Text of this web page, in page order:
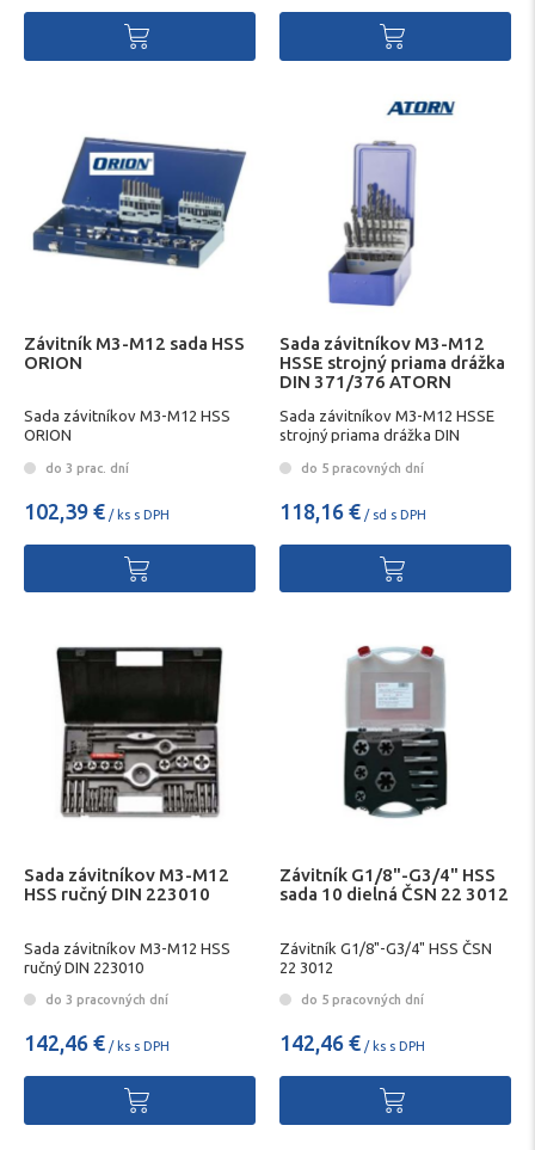
Závitník M3-M12 sada HSS
ORION
Sada závitníkov M3-M12 HSS
ORION
do 3 prac. dní
102,39 € / ks s DPH
Sada závitníkov M3-M12
HSSE strojný priama drážka
DIN 371/376 ATORN
Sada závitníkov M3-M12 HSSE
strojný priama drážka DIN
do 5 pracovných dní
118,16 € / sd s DPH
Sada závitníkov M3-M12
HSS ručný DIN 223010
Sada závitníkov M3-M12 HSS
ručný DIN 223010
do 3 pracovných dní
142,46 € / ks s DPH
Závitník G1/8"-G3/4" HSS
sada 10 dielná ČSN 22 3012
Závitník G1/8"-G3/4" HSS ČSN
22 3012
do 5 pracovných dní
142,46 € / ks s DPH